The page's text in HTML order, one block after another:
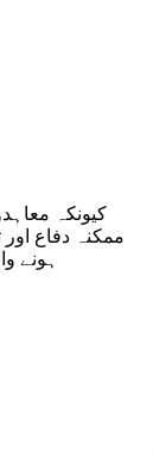
کیونکہ
ممکنہ دفاع
ہونے